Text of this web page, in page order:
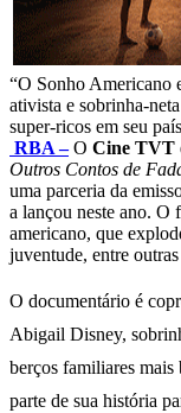
“O Sonho Americano
ativista e sobrinha-
super-ricos em seu país
RBA –O Cine TVT
Outros Contos de
uma parceria da
a lançou neste ano. O
americano, que
juventude, entre
O documentário é
Abigail Disney,
berços familiares
parte de sua história